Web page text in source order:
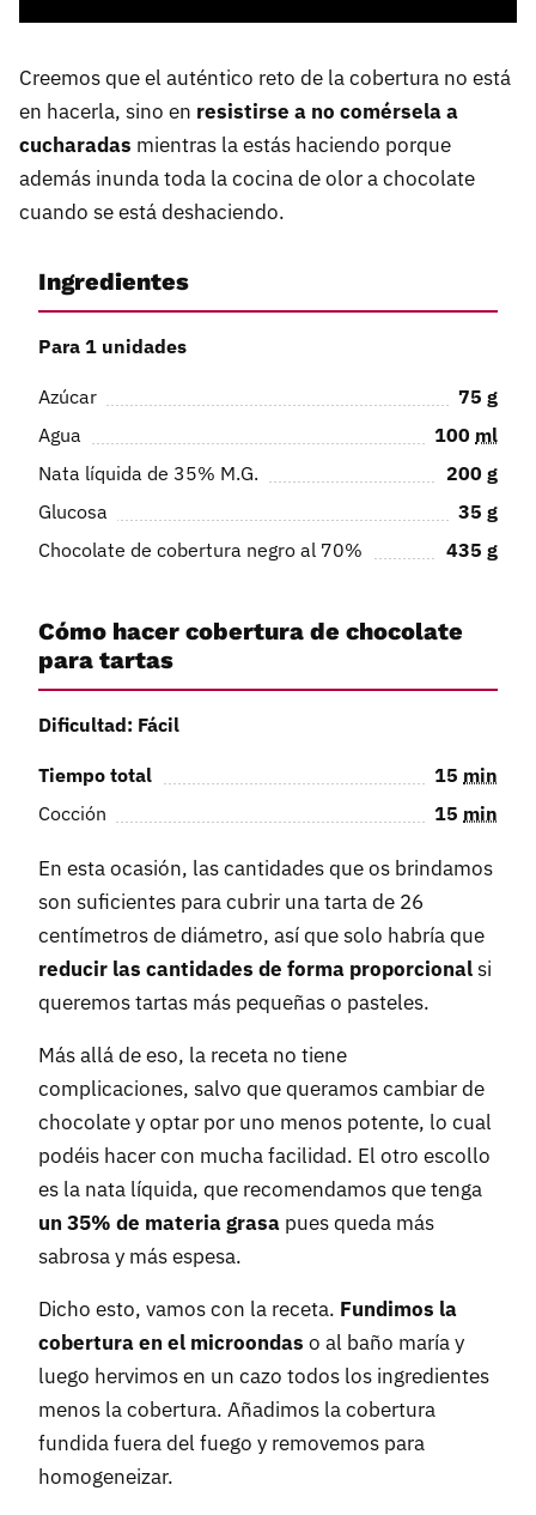
Creemos que el auténtico reto de la cobertura no está
en hacerla, sino en resistirse a no comérsela a
cucharadas mientras la estás haciendo porque
además inunda toda la cocina de olor a chocolate
cuando se está deshaciendo.
Ingredientes
Para 1 unidades
Azúcar 75 g
Agua
100 ml
Nata líquida de 35% M.G.
200 g
Glucosa
35 g
Chocolate de cobertura negro al 70%
435 g
Cómo hacer cobertura de chocolate
para tartas
Dificultad: Fácil
Tiempo total 15 min
Cocción
15 min
En esta ocasión, las cantidades que os brindamos
son suficientes para cubrir una tarta de 26
centímetros de diámetro, así que solo habría que
reducir las cantidades de forma proporcionalsi
queremos tartas más pequeñas o pasteles.
Más allá de eso, la receta no tiene
complicaciones, salvo que queramos cambiar de
chocolate y optar por uno menos potente, lo cual
podéis hacer con mucha facilidad. El otro escollo
es la nata líquida, que recomendamos que tenga
un 35% de materia grasa pues queda más
sabrosa y más espesa.
Dicho esto, vamos con la receta. Fundimos la
cobertura en el microondas o al baño maría y
luego hervimos en un cazo todos los ingredientes
menos la cobertura. Añadimos la cobertura
fundida fuera del fuego y removemos para
homogeneizar.